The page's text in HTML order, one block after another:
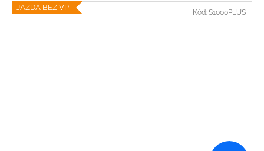
JAZDA BEZ VP
Kód: S1000PLUS